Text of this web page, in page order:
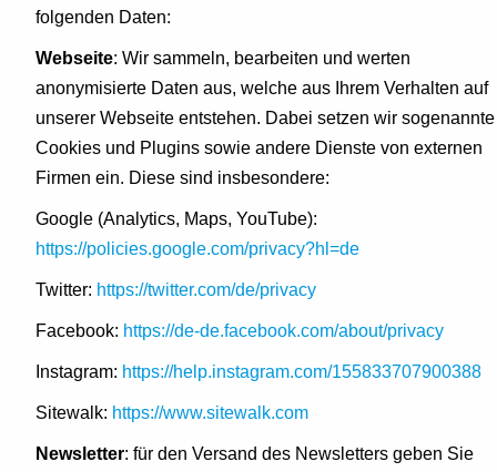
folgenden Daten:
Webseite: Wir sammeln, bearbeiten und werten
anonymisierte Daten aus, welche aus Ihrem Verhalten auf
unserer Webseite entstehen. Dabei setzen wir sogenannte
Cookies und Plugins sowie andere Dienste von externen
Firmen ein. Diese sind insbesondere:
Google (Analytics, Maps, YouTube):
https://policies.google.com/privacy?hl=de
Twitter: https://twitter.com/de/privacy
Facebook: https://de-de.facebook.com/about/privacy
Instagram: https://help.instagram.com/155833707900388
Sitewalk: https://www.sitewalk.com
Newsletter: für den Versand des Newsletters geben Sie